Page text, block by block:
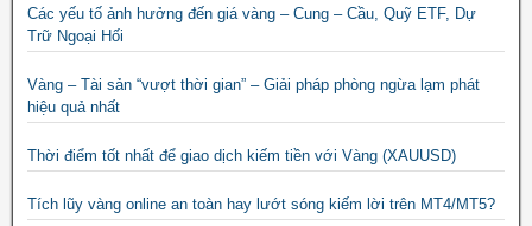
Các yếu tố ảnh hưởng đến giá vàng – Cung – Cầu, Quỹ ETF, Dự
Trữ Ngoại Hối
Vàng – Tài sản “vượt thời gian” – Giải pháp phòng ngừa lạm phát
hiệu quả nhất
Thời điểm tốt nhất để giao dịch kiếm tiền với Vàng (XAUUSD)
Tích lũy vàng online an toàn hay lướt sóng kiếm lời trên MT4/MT5?